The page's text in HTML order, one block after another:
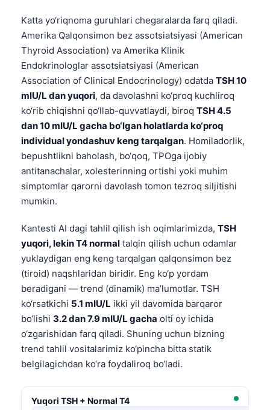
Katta yo‘riqnoma guruhlari chegaralarda farq qiladi.
Amerika Qalqonsimon bez assotsiatsiyasi (American
Thyroid Association) va Amerika Klinik
Endokrinologlar assotsiatsiyasi (American
Association of Clinical Endocrinology) odatda TSH 10
mIU/L dan yuqori, da davolashni ko‘proq kuchliroq
ko‘rib chiqishni qo‘llab-quvvatlaydi, biroq TSH 4.5
dan 10 mIU/L gacha bo‘lgan holatlarda ko‘proq
individual yondashuv keng tarqalgan. Homiladorlik,
bepushtlikni baholash, bo‘qoq, TPOga ijobiy
antitanachalar, xolesterinning ortishi yoki muhim
simptomlar qarorni davolash tomon tezroq siljitishi
mumkin.
Kantesti AI dagi tahlil qilish ish oqimlarimizda, TSH
yuqori, lekin T4 normal talqin qilish uchun odamlar
yuklaydigan eng keng tarqalgan qalqonsimon bez
(tiroid) naqshlaridan biridir. Eng ko‘p yordam
beradigani — trend (dinamik) ma’lumotlar. TSH
ko‘rsatkichi 5.1 mIU/L ikki yil davomida barqaror
bo‘lishi 3.2 dan 7.9 mIU/L gacha olti oy ichida
o‘zgarishidan farq qiladi. Shuning uchun bizning
trend tahlil vositalarimiz ko‘pincha bitta statik
belgilagichdan ko‘ra foydaliroq bo‘ladi.
Yuqori TSH + Normal T4
Tagalog
ไทย
ဗမာစာ
ភាសាខ្មែរ
Kiswahili
አማርኛ
Українська
Català
Қазақ тілі
Suomi
Hrvatski
Slovenčina
كوردی‎
پښتو
سنڌي
සිංහල
অসমীয়া
Galego
Latviešu valoda
Македонски јазик